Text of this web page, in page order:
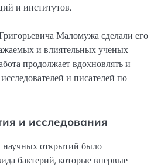
и институтов.
Маломужа сделали его
и влиятельных ученых
продолжает вдохновлять и
и писателей по
и исследования
открытий было
бактерий, которые впервые